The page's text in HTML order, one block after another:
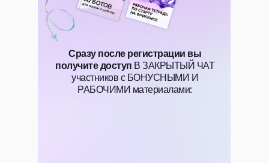
Сразу после регистрации вы
получите доступ В ЗАКРЫТЫЙ ЧАТ
участников с БОНУСНЫМИ И
РАБОЧИМИ материалами: